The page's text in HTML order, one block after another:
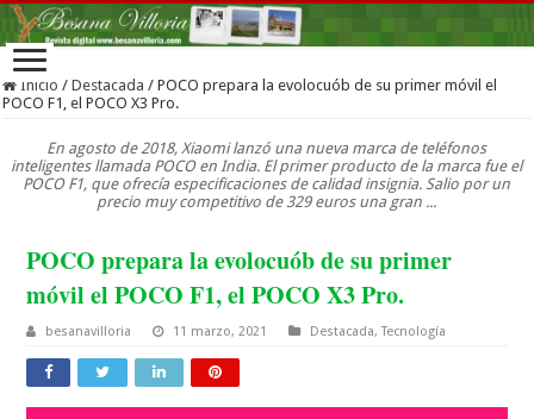
Inicio / Destacada / POCO prepara la evolocuób de su primer móvil el
POCO F1, el POCO X3 Pro.
En agosto de 2018, Xiaomi lanzó una nueva marca de teléfonos
inteligentes llamada POCO en India. El primer producto de la marca fue el
POCO F1, que ofrecía especificaciones de calidad insignia. Salio por un
precio muy competitivo de 329 euros una gran ...
POCO prepara la evolocuób de su primer
móvil el POCO F1, el POCO X3 Pro.
besanavilloria 11 marzo, 2021 Destacada,Tecnología